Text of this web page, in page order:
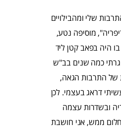
שלי ומהבילויים
מוסיפה נטע,
היה בפאב קטן ליד
כמה שנים בב"ש
של התרבות הגאה,
דראג בעצמי. לכן
ובשדרות עצמה
ממש, אני חושבת